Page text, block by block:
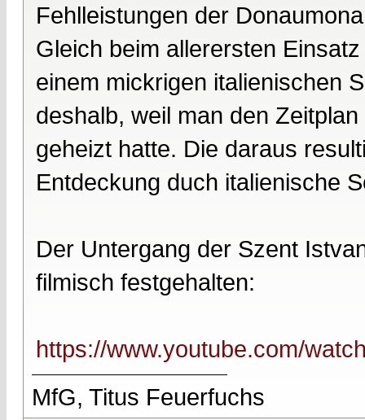
Fehlleistungen der
Gleich beim allerersten
einem mickrigen italienischen
deshalb, weil man den
geheizt hatte. Die daraus
Entdeckung duch italienische
Der Untergang der Szent
filmisch festgehalten:
https://www.youtube.com/
MfG, Titus Feuerfuchs